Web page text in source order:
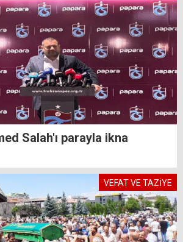
Salah'ı parayla ikna
VEFAT VE TAZİYE